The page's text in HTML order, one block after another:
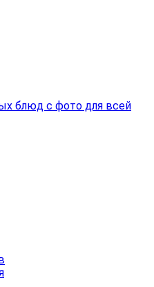
блюд с фото для всей